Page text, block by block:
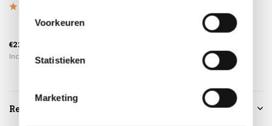
Voorkeuren
Statistieken
Marketing
€225,00
Incl. btw
€1.049,00
Incl. btw
Reviews